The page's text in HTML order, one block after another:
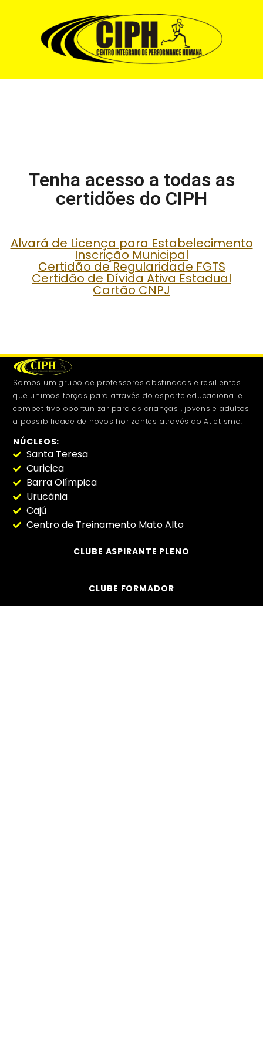
Tenha acesso a todas as
certidões do CIPH
Alvará de Licença para Estabelecimento
Inscrição Municipal
Certidão de Regularidade FGTS
Certidão de Dívida Ativa Estadual
Cartão CNPJ
Somos um grupo de professores obstinados e resilientes
que unimos forças para através do esporte educacional e
competitivo oportunizar para as crianças , jovens e adultos
a possibilidade de novos horizontes através do Atletismo.
NÚCLEOS:
Santa Teresa
Curicica
Barra Olímpica
Urucânia
Cajú
Centro de Treinamento Mato Alto
CLUBE ASPIRANTE PLENO
CLUBE FORMADOR